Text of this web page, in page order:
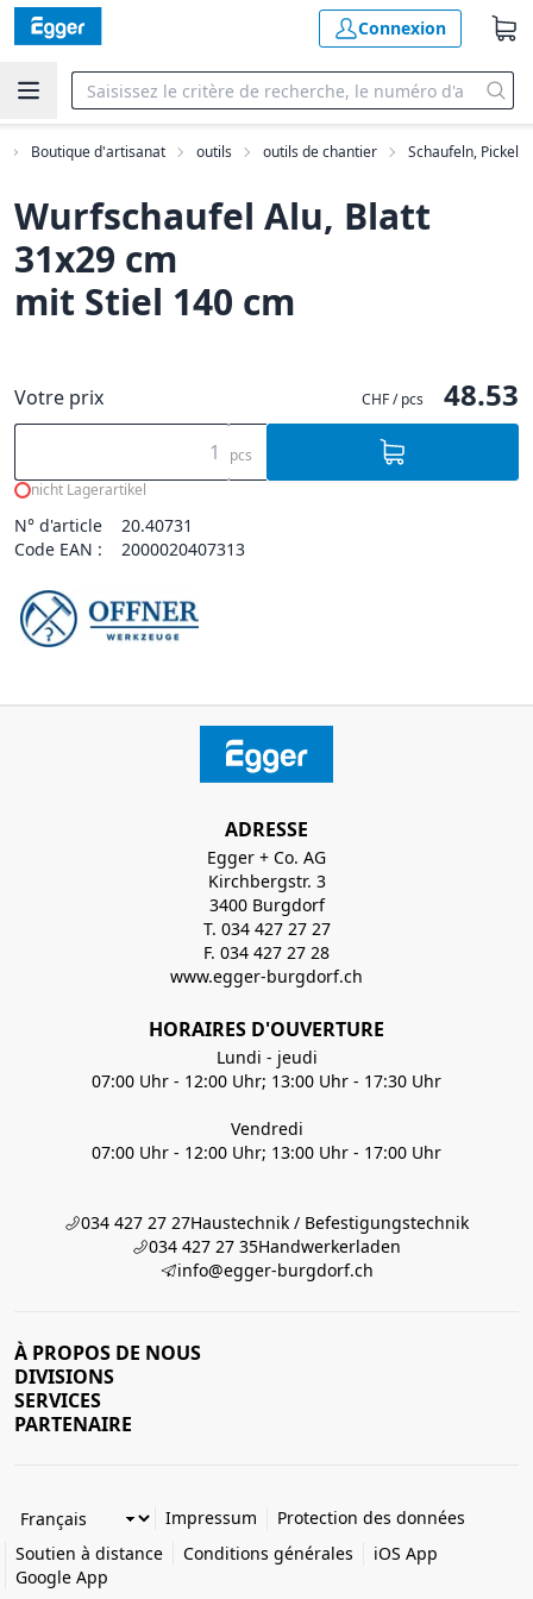
Connexion
Boutique d'artisanat outils outils de chantier Schaufeln, Pickel
Wurfschaufel Alu, Blatt
31x29 cm
mit Stiel 140 cm
Votre prix CHF / pcs 48.53
pcs
nicht Lagerartikel
N° d'article
20.40731
Code EAN :
2000020407313
ADRESSE
Egger + Co. AG
Kirchbergstr. 3
3400 Burgdorf
T. 034 427 27 27
F. 034 427 27 28
www.egger-burgdorf.ch
HORAIRES D'OUVERTURE
Lundi - jeudi
07:00 Uhr - 12:00 Uhr; 13:00 Uhr - 17:30 Uhr
Vendredi
07:00 Uhr - 12:00 Uhr; 13:00 Uhr - 17:00 Uhr
034 427 27 27Haustechnik / Befestigungstechnik
034 427 27 35Handwerkerladen
info@egger-burgdorf.ch
À PROPOS DE NOUS
DIVISIONS
SERVICES
PARTENAIRE
Impressum
Protection des données
Soutien à distance
Conditions générales
iOS App
Google App